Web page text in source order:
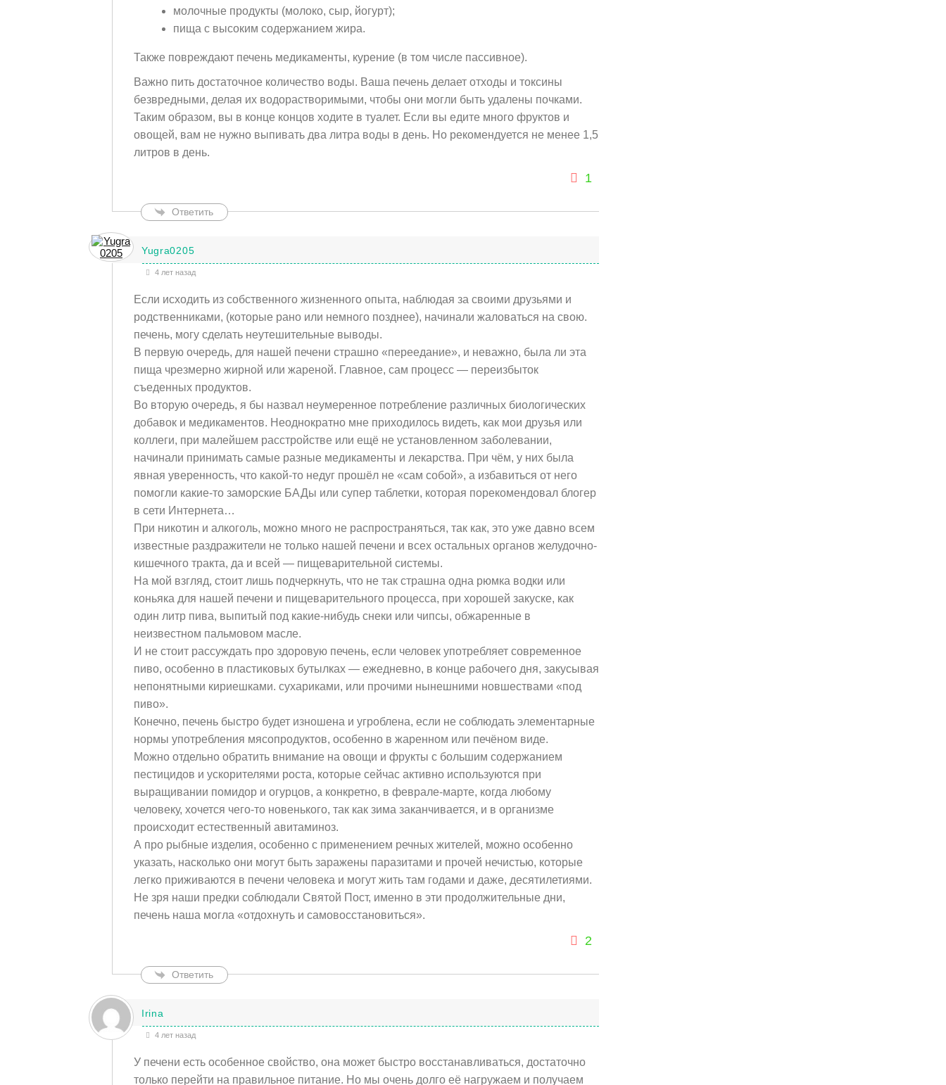
молочные продукты (молоко, сыр, йогурт);
пища с высоким содержанием жира.
Также повреждают печень медикаменты, курение (в том числе пассивное).
Важно пить достаточное количество воды. Ваша печень делает отходы и токсины
безвредными, делая их водорастворимыми, чтобы они могли быть удалены почками.
Таким образом, вы в конце концов ходите в туалет. Если вы едите много фруктов и
овощей, вам не нужно выпивать два литра воды в день. Но рекомендуется не менее 1,5
литров в день.
1
Ответить
Yugra0205
4 лет назад
Если исходить из собственного жизненного опыта, наблюдая за своими друзьями и
родственниками, (которые рано или немного позднее), начинали жаловаться на свою.
печень, могу сделать неутешительные выводы.
В первую очередь, для нашей печени страшно «переедание», и неважно, была ли эта
пища чрезмерно жирной или жареной. Главное, сам процесс — переизбыток
съеденных продуктов.
Во вторую очередь, я бы назвал неумеренное потребление различных биологических
добавок и медикаментов. Неоднократно мне приходилось видеть, как мои друзья или
коллеги, при малейшем расстройстве или ещё не установленном заболевании,
начинали принимать самые разные медикаменты и лекарства. При чём, у них была
явная уверенность, что какой-то недуг прошёл не «сам собой», а избавиться от него
помогли какие-то заморские БАДы или супер таблетки, которая порекомендовал блогер
в сети Интернета…
При никотин и алкоголь, можно много не распространяться, так как, это уже давно всем
известные раздражители не только нашей печени и всех остальных органов желудочно-
кишечного тракта, да и всей — пищеварительной системы.
На мой взгляд, стоит лишь подчеркнуть, что не так страшна одна рюмка водки или
коньяка для нашей печени и пищеварительного процесса, при хорошей закуске, как
один литр пива, выпитый под какие-нибудь снеки или чипсы, обжаренные в
неизвестном пальмовом масле.
И не стоит рассуждать про здоровую печень, если человек употребляет современное
пиво, особенно в пластиковых бутылках — ежедневно, в конце рабочего дня, закусывая
непонятными кириешками. сухариками, или прочими нынешними новшествами «под
пиво».
Конечно, печень быстро будет изношена и угроблена, если не соблюдать элементарные
нормы употребления мясопродуктов, особенно в жаренном или печёном виде.
Можно отдельно обратить внимание на овощи и фрукты с большим содержанием
пестицидов и ускорителями роста, которые сейчас активно используются при
выращивании помидор и огурцов, а конкретно, в феврале-марте, когда любому
человеку, хочется чего-то новенького, так как зима заканчивается, и в организме
происходит естественный авитаминоз.
А про рыбные изделия, особенно с применением речных жителей, можно особенно
указать, насколько они могут быть заражены паразитами и прочей нечистью, которые
легко приживаются в печени человека и могут жить там годами и даже, десятилетиями.
Не зря наши предки соблюдали Святой Пост, именно в эти продолжительные дни,
печень наша могла «отдохнуть и самовосстановиться».
2
Ответить
Irina
4 лет назад
У печени есть особенное свойство, она может быстро восстанавливаться, достаточно
только перейти на правильное питание. Но мы очень долго её нагружаем и получаем